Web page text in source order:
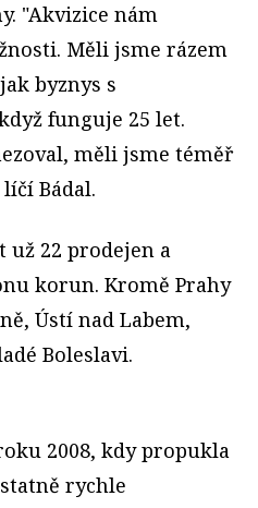
"Akvizice nám
Měli jsme rázem
byznys s
funguje 25 let.
měli jsme téměř
Bádal.
už 22 prodejen a
korun. Kromě Prahy
Ústí nad Labem,
Boleslavi.
2008, kdy propukla
rychle